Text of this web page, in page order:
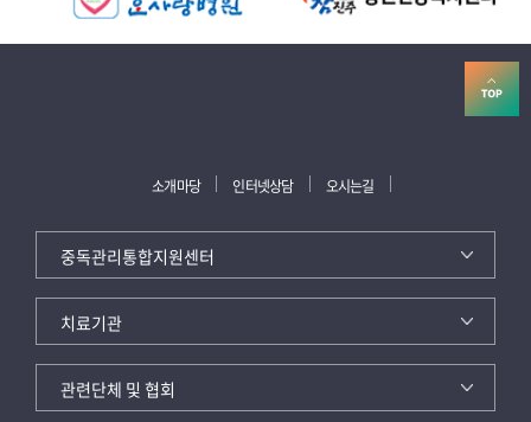
소개마당 인터넷상담 오시는길